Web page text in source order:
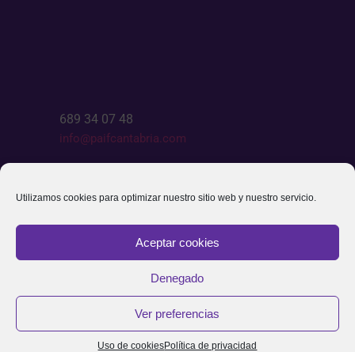
Utilizamos cookies para optimizar nuestro sitio web y nuestro servicio.
Aceptar cookies
Denegado
Ver preferencias
Uso de cookiesPolítica de privacidad
689 34 07 48
info@paifcantabria.com
Aviso legal
-©PLAYMOBIL/geobra Brandstätter